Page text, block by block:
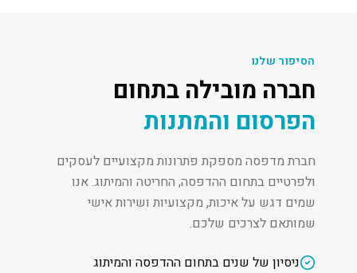
הסיפור שלנו
חברה מובילה בתחום
הפרסום והמתנות
חברת מדפסה מספקת פתרונות מקצועיים לעסקים
ולפרטיים בתחום ההדפסה, החריטה והמיתוג. אנו
שמים דגש על איכות, מקצועיות ושירות אישי
שמותאם לצרכים שלכם.
ניסיון של שנים בתחום ההדפסה והמיתוג